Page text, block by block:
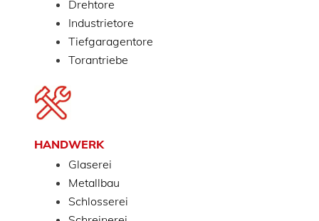
Drehtore
Industrietore
Tiefgaragentore
Torantriebe
HANDWERK
Glaserei
Metallbau
Schlosserei